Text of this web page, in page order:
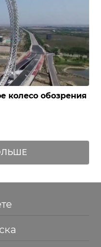
колесо обозрения